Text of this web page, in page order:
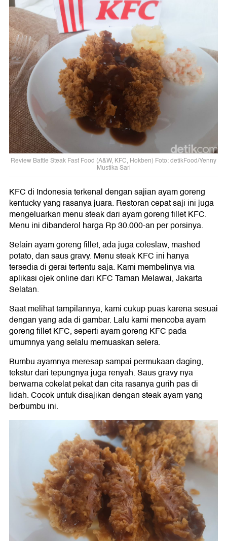
Review Battle Steak Fast Food (A&W, KFC, Hokben) Foto: detikFood/Yenny
Mustika Sari
KFC di Indonesia terkenal dengan sajian ayam goreng
kentucky yang rasanya juara. Restoran cepat saji ini juga
mengeluarkan menu steak dari ayam goreng fillet KFC.
Menu ini dibanderol harga Rp 30.000-an per porsinya.
Selain ayam goreng fillet, ada juga coleslaw, mashed
potato, dan saus gravy. Menu steak KFC ini hanya
tersedia di gerai tertentu saja. Kami membelinya via
aplikasi ojek online dari KFC Taman Melawai, Jakarta
Selatan.
Saat melihat tampilannya, kami cukup puas karena sesuai
dengan yang ada di gambar. Lalu kami mencoba ayam
goreng fillet KFC, seperti ayam goreng KFC pada
umumnya yang selalu memuaskan selera.
Bumbu ayamnya meresap sampai permukaan daging,
tekstur dari tepungnya juga renyah. Saus gravy nya
berwarna cokelat pekat dan cita rasanya gurih pas di
lidah. Cocok untuk disajikan dengan steak ayam yang
berbumbu ini.